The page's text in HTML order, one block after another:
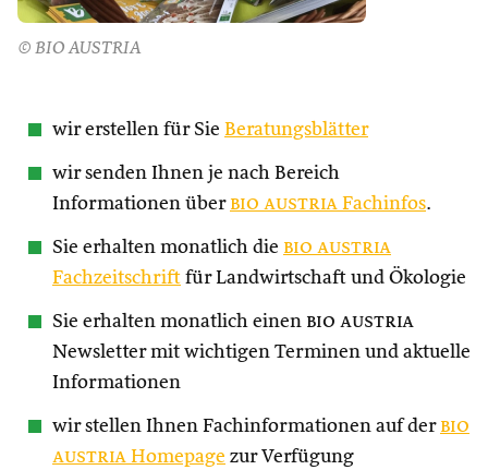
© BIO AUSTRIA
wir erstellen für Sie Beratungsblätter
wir senden Ihnen je nach Bereich
Informationen über bio austria Fachinfos.
Sie erhalten monatlich die bio austria
Fachzeitschrift für Landwirtschaft und Ökologie
Sie erhalten monatlich einen bio austria
Newsletter mit wichtigen Terminen und aktuelle
Informationen
wir stellen Ihnen Fachinformationen auf der bio
austria Homepage zur Verfügung